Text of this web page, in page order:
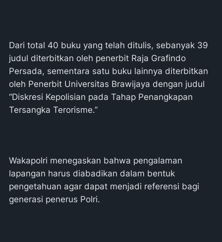
Dari total 40 buku yang telah ditulis, sebanyak 39
judul diterbitkan oleh penerbit Raja Grafindo
Persada, sementara satu buku lainnya diterbitkan
oleh Penerbit Universitas Brawijaya dengan judul
“Diskresi Kepolisian pada Tahap Penangkapan
Tersangka Terorisme.”
Wakapolri menegaskan bahwa pengalaman
lapangan harus diabadikan dalam bentuk
pengetahuan agar dapat menjadi referensi bagi
generasi penerus Polri.